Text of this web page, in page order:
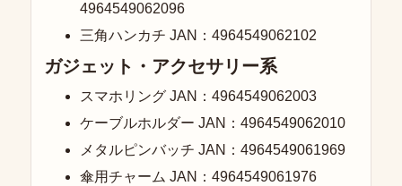
4964549062096
三角ハンカチ JAN：4964549062102
ガジェット・アクセサリー系
スマホリング JAN：4964549062003
ケーブルホルダー JAN：4964549062010
メタルピンバッチ JAN：4964549061969
傘用チャーム JAN：4964549061976